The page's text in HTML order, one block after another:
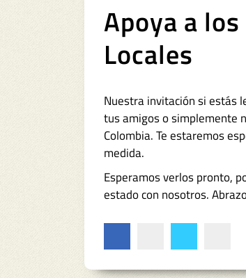
Apoya a
Locales
Nuestra invitación si estás
tus amigos o simplemente
Colombia. Te estaremos
medida.
Esperamos verlos pronto,
estado con nosotros.